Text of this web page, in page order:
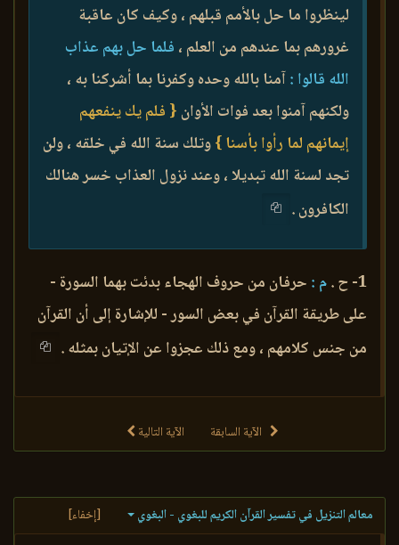
لينظروا ما حل بالأمم قبلهم ، وكيف كان عاقبة
غرورهم بما عندهم من العلم ، فلما حل بهم عذاب
الله قالوا :آمنا بالله وحده وكفرنا بما أشركنا به ،
ولكنهم آمنوا بعد فوات الأوان { فلم يك ينفعهم
إيمانهم لما رأوا بأسنا }وتلك سنة الله في خلقه ، ولن
تجد لسنة الله تبديلا ، وعند نزول العذاب خسر هنالك
الكافرون .
1- ح . م : حرفان من حروف الهجاء بدئت بهما السورة -
على طريقة القرآن في بعض السور - للإشارة إلى أن القرآن
من جنس كلامهم ، ومع ذلك عجزوا عن الإتيان بمثله .
الآية السابقة الآية التالية
معالم التنزيل في تفسير القرآن الكريم للبغوي - البغوي [إخفاء]